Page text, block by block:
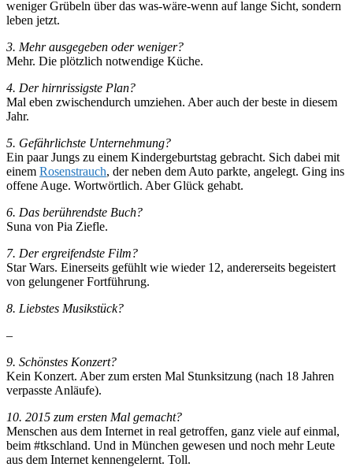
weniger Grübeln über das was-wäre-wenn auf lange Sicht, sondern
leben jetzt.
3. Mehr ausgegeben oder weniger?
Mehr. Die plötzlich notwendige Küche.
4. Der hirnrissigste Plan?
Mal eben zwischendurch umziehen. Aber auch der beste in diesem
Jahr.
5. Gefährlichste Unternehmung?
Ein paar Jungs zu einem Kindergeburtstag gebracht. Sich dabei mit
einem Rosenstrauch, der neben dem Auto parkte, angelegt. Ging ins
offene Auge. Wortwörtlich. Aber Glück gehabt.
6. Das berührendste Buch?
Suna von Pia Ziefle.
7. Der ergreifendste Film?
Star Wars. Einerseits gefühlt wie wieder 12, andererseits begeistert
von gelungener Fortführung.
8. Liebstes Musikstück?
–
9. Schönstes Konzert?
Kein Konzert. Aber zum ersten Mal Stunksitzung (nach 18 Jahren
verpasste Anläufe).
10. 2015 zum ersten Mal gemacht?
Menschen aus dem Internet in real getroffen, ganz viele auf einmal,
beim #tkschland. Und in München gewesen und noch mehr Leute
aus dem Internet kennengelernt. Toll.